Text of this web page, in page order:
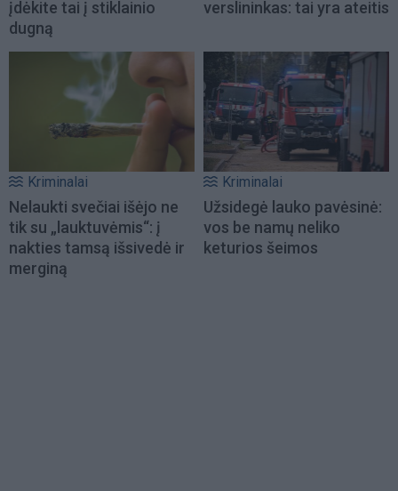
įdėkite tai į stiklainio
dugną
verslininkas: tai yra ateitis
Kriminalai
Nelaukti svečiai išėjo ne
tik su „lauktuvėmis“: į
nakties tamsą išsivedė ir
merginą
Kriminalai
Užsidegė lauko pavėsinė:
vos be namų neliko
keturios šeimos